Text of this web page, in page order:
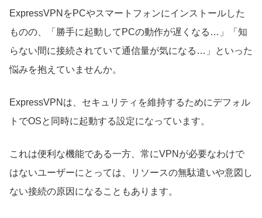
ExpressVPNをPCやスマートフォンにインストールした
ものの、「勝手に起動してPCの動作が遅くなる…」「知
らない間に接続されていて通信量が気になる…」といった
悩みを抱えていませんか。
ExpressVPNは、セキュリティを維持するためにデフォル
トでOSと同時に起動する設定になっています。
これは便利な機能である一方、常にVPNが必要なわけで
はないユーザーにとっては、リソースの無駄遣いや意図し
ない接続の原因になることもあります。